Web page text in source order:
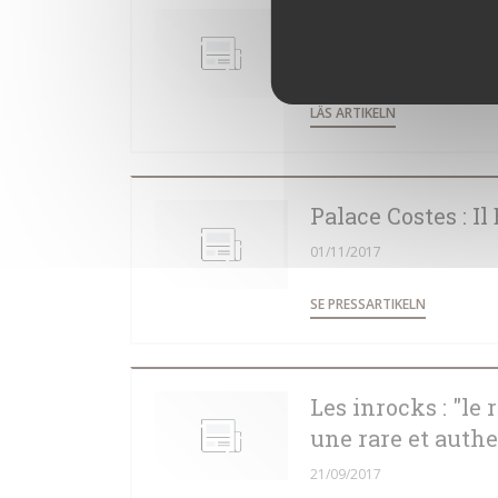
Food&Sens : Il
LÄS ARTIKELN
Palace Costes :
01/11/2017
SE PRESSARTIKELN
Les inrocks : "le
une rare et
21/09/2017